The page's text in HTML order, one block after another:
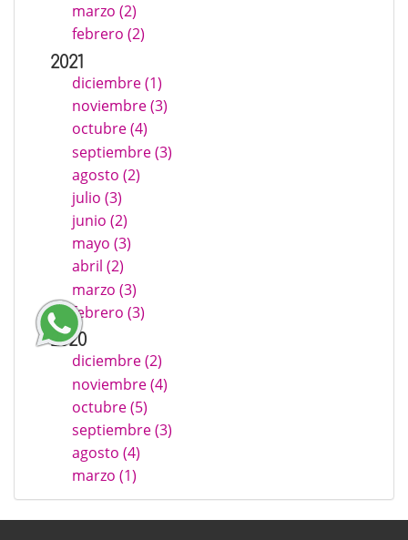
marzo (2)
febrero (2)
2021
diciembre (1)
noviembre (3)
octubre (4)
septiembre (3)
agosto (2)
julio (3)
junio (2)
mayo (3)
abril (2)
marzo (3)
febrero (3)
2020
diciembre (2)
noviembre (4)
octubre (5)
septiembre (3)
agosto (4)
marzo (1)